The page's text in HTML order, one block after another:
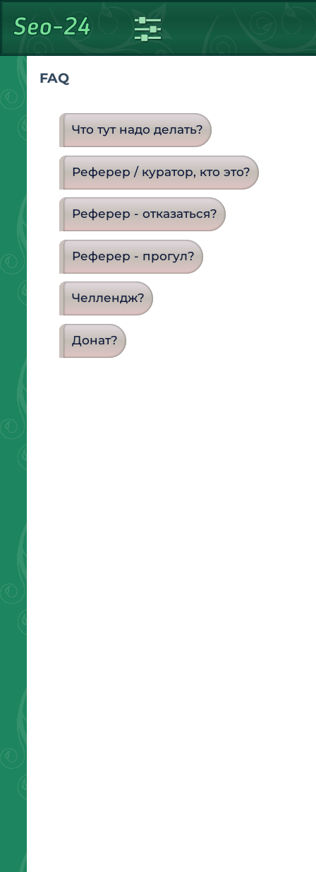
FAQ
Что тут надо делать?
Реферер / куратор, кто это?
Реферер - отказаться?
Реферер - прогул?
Челлендж?
Донат?